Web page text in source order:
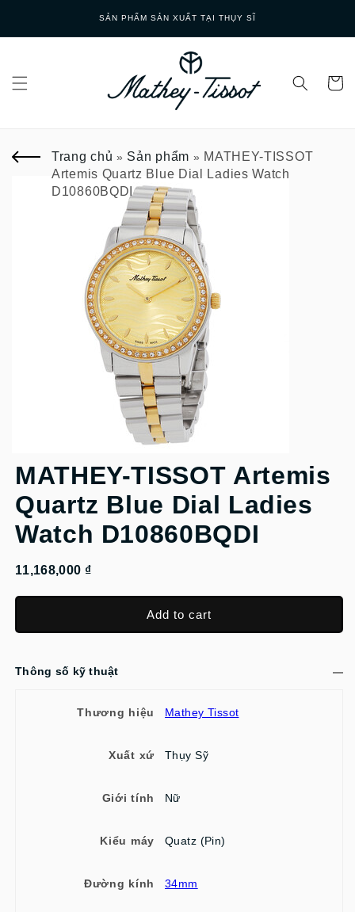
SẢN PHẨM SẢN XUẤT TẠI THỤY SĨ
Trang chủ » Sản phẩm » MATHEY-TISSOT
Artemis Quartz Blue Dial Ladies Watch
D10860BQDI
MATHEY-TISSOT Artemis
Quartz Blue Dial Ladies
Watch D10860BQDI
11,168,000 ₫
Add to cart
Thông số kỹ thuật
Thương hiệu Mathey Tissot
Xuất xứ Thụy Sỹ
Giới tính Nữ
Kiểu máy Quatz (Pin)
Đường kính 34mm